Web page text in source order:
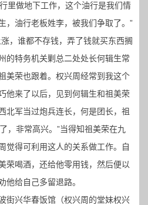
里做地下工作，这个油行是我们情
，油行老板姓李，被我们争取了。”
谁都不存钱，弄了钱就买东西搁
的特务机关剿总二处处长何辑生常
美荣也跟着。权兴周经常到我这个
他来了以后，见到何辑生和祖美荣
北军当过炮兵连长，何是团长，祖
，非常高兴。”当得知祖美荣在九
觉得可利用这人的关系做工作。自
荣喝酒，还给他零用钱，然后便以
他给自己多留退路。
兴华春饭馆（权兴周的堂妹权兴